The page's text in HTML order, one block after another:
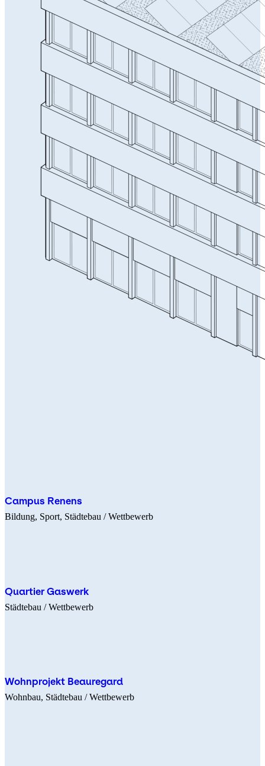
Campus Renens
Bildung Sport Städtebau / Wettbewerb
Quartier Gaswerk
Städtebau / Wettbewerb
Wohnprojekt Beauregard
Wohnbau Städtebau / Wettbewerb